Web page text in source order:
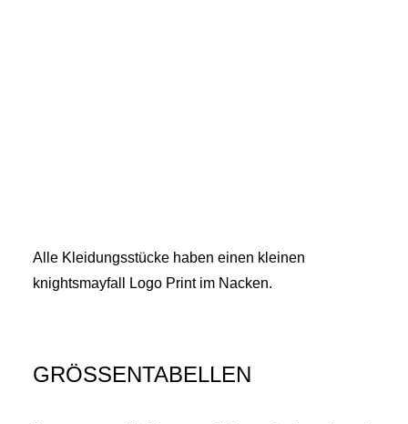
Alle Kleidungsstücke haben einen kleinen
knightsmayfall Logo Print im Nacken.
GRÖSSENTABELLEN